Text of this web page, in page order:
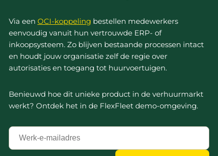
Via een OCI-koppeling bestellen medewerkers
eenvoudig vanuit hun vertrouwde ERP- of
inkoopsysteem. Zo blijven bestaande processen intact
en houdt jouw organisatie zelf de regie over
autorisaties en toegang tot huurvoertuigen.
Benieuwd hoe dit unieke product in de verhuurmarkt
werkt? Ontdek het in de FlexFleet demo-omgeving.
Jouw
zakelijk